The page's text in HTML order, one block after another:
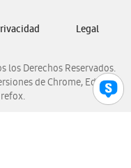
los Derechos Reservados.
de Chrome, Edge,
Legal